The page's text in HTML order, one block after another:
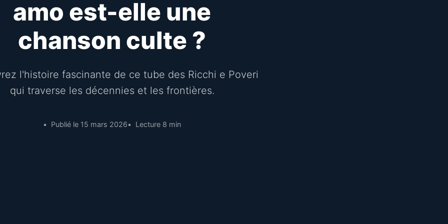
amo est-elle une
chanson culte ?
l'histoire fascinante de ce tube des Ricchi e Poveri
qui traverse les décennies et les frontières.
Publié le 15 mars 2026 Lecture 8 min